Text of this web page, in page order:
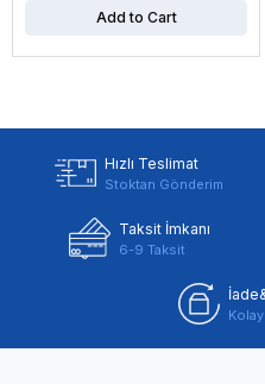
Add to Cart
Hızlı Teslimat
Stoktan Gönderim
Taksit İmkanı
6-9 Taksit